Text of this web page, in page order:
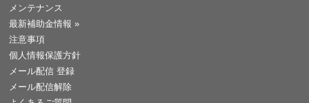
メンテナンス
最新補助金情報 »
注意事項
個人情報保護方針
メール配信 登録
メール配信解除